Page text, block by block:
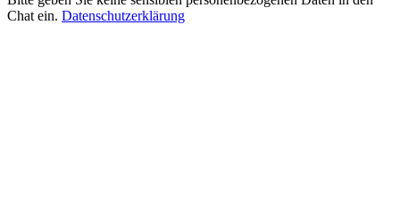
Chat ein. Datenschutzerklärung